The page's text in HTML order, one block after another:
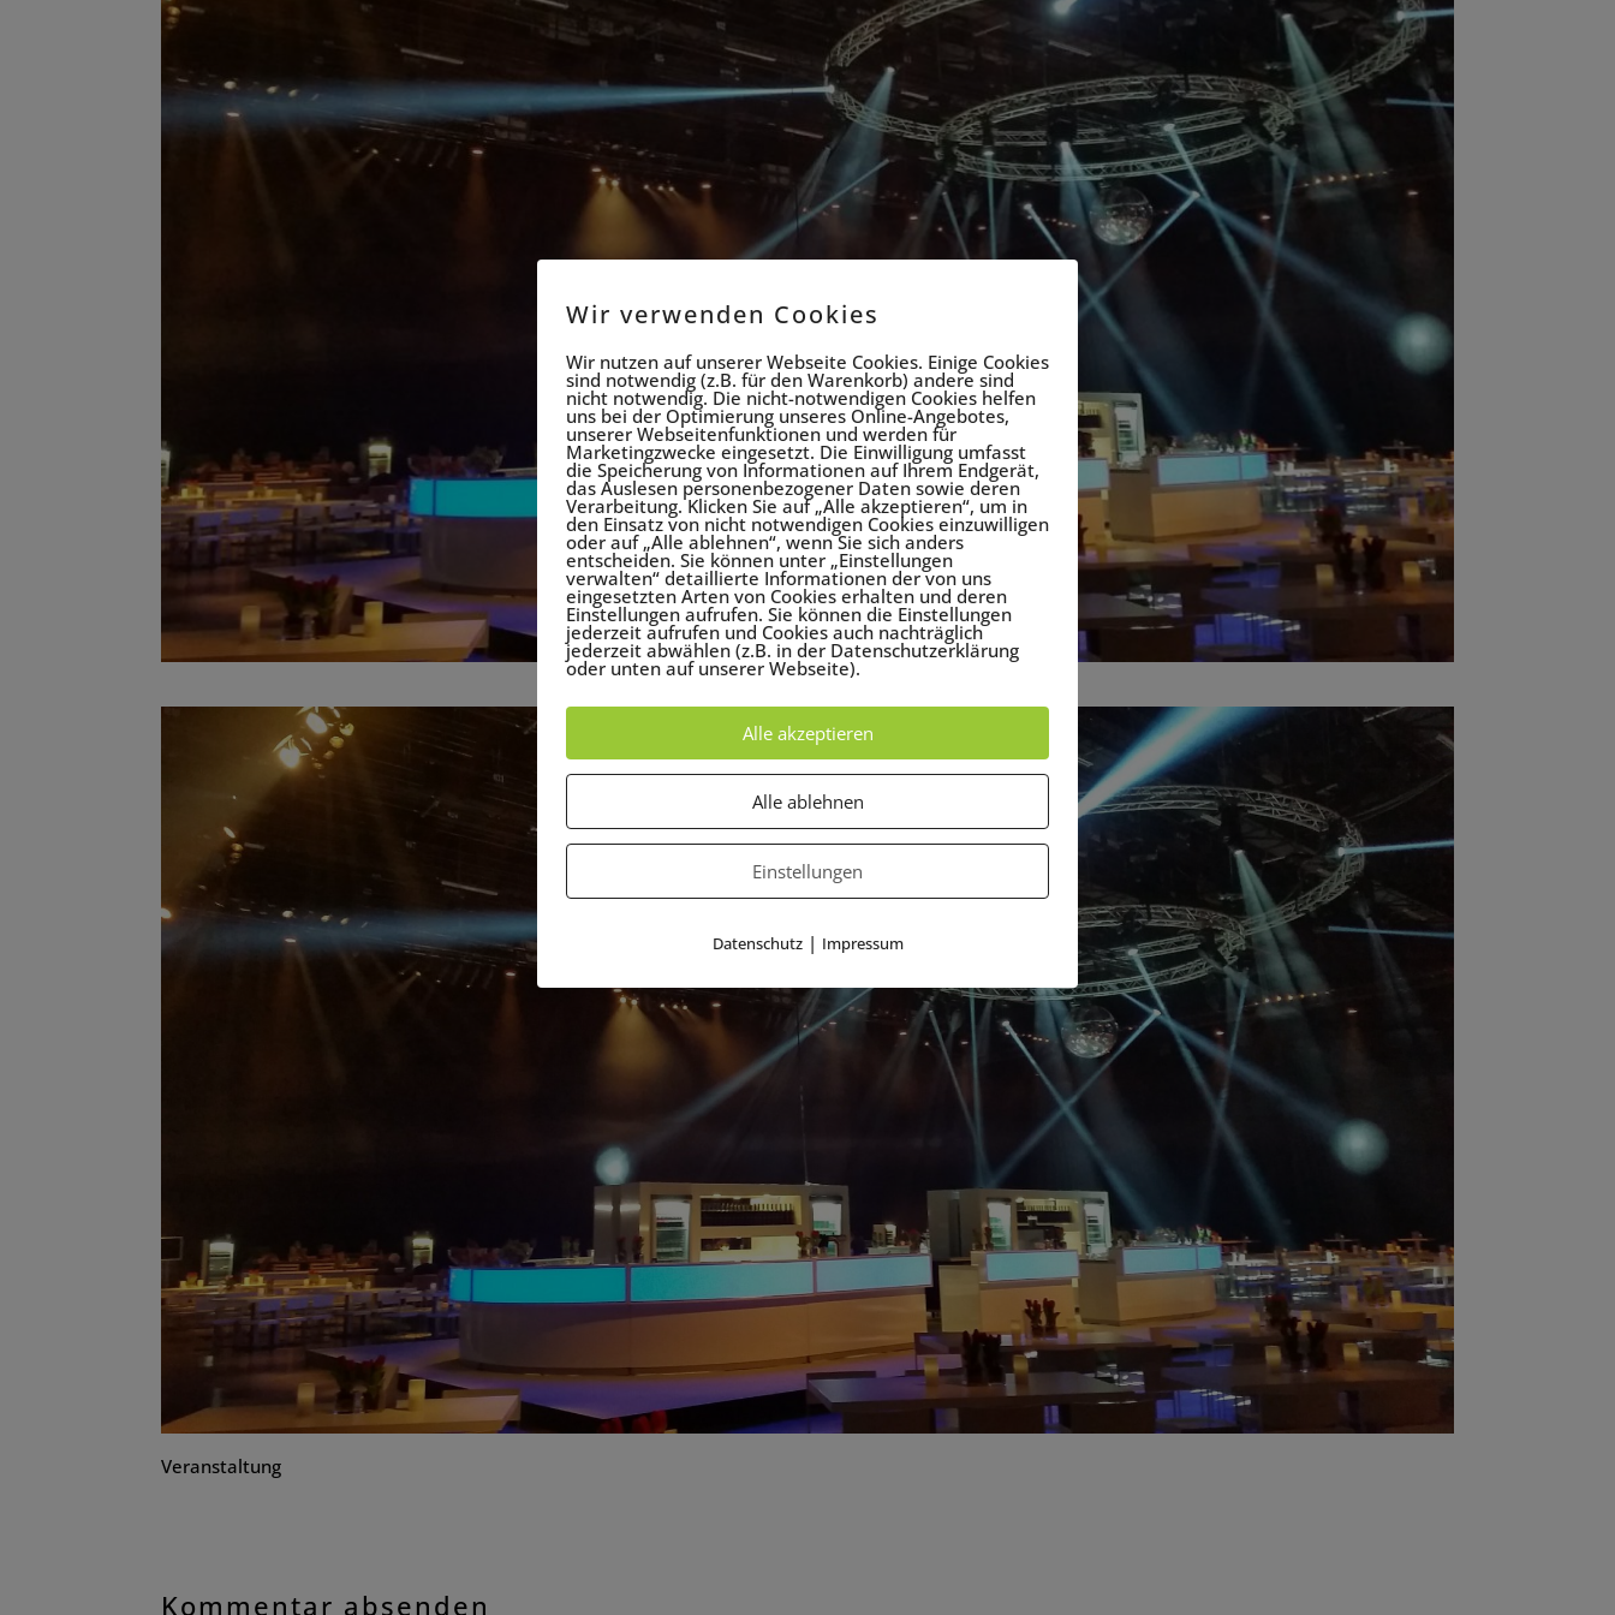
Veranstaltung
Kommentar absenden
Wir verwenden Cookies
Wir nutzen auf unserer Webseite Cookies. Einige Cookies
sind notwendig (z.B. für den Warenkorb) andere sind
nicht notwendig. Die nicht-notwendigen Cookies helfen
uns bei der Optimierung unseres Online-Angebotes,
unserer Webseitenfunktionen und werden für
Marketingzwecke eingesetzt. Die Einwilligung umfasst
die Speicherung von Informationen auf Ihrem Endgerät,
das Auslesen personenbezogener Daten sowie deren
Verarbeitung. Klicken Sie auf „Alle akzeptieren“, um in
den Einsatz von nicht notwendigen Cookies einzuwilligen
oder auf „Alle ablehnen“, wenn Sie sich anders
entscheiden. Sie können unter „Einstellungen
verwalten“ detaillierte Informationen der von uns
eingesetzten Arten von Cookies erhalten und deren
Einstellungen aufrufen. Sie können die Einstellungen
jederzeit aufrufen und Cookies auch nachträglich
jederzeit abwählen (z.B. in der Datenschutzerklärung
oder unten auf unserer Webseite).
Alle akzeptieren
Alle ablehnen
Einstellungen
Datenschutz| Impressum